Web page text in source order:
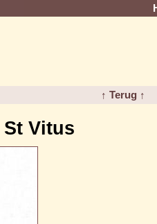
↑ Terug ↑
Vitus